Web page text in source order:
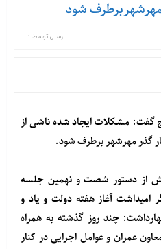
شود
ارسال توسط :
گفت: مشکلات ایجاد شده ناشی از
گذر مهرشهر برطرف شود.
از دستور شصت و نهمین جلسه
آغاز هفته دولت و یاد و
چند روز گذشته به همراه
عمران و عوامل اجرایی در کنار